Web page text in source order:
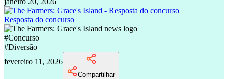
Resposta do concurso
#Concurso
#Diversão
fevereiro 11, 2026
Compartilhar